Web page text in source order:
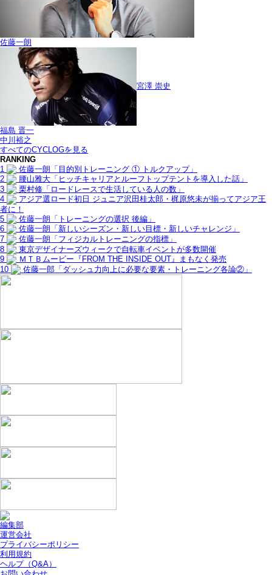
佐藤一朗
宮澤 崇史
福島 晋一
中川裕之
すべてのCYCLOGを見る
RANKING
1
佐藤一朗「目的別トレーニング ① トルクアップ」
2
腰山雅大「ヒッチキャリアとルーフトップテントを導入した話」
3
栗村修「ロードレースで生活している人の数」
4
アジア選ロード初日 ジュニア沢田桂太郎・梶原悠未が揃ってアジア王
者に！
5
佐藤一朗「トレーニングの選択 後編」
6
佐藤一朗「新しいシーズン・新しい目標・新しいチャレンジ」
7
佐藤一朗「フィジカルトレーニングの指標」
8
東京デザイナーズウィークで自転車イベントが多数開催
9
ＭＴＢムービー『FROM THE INSIDE OUT』まもなく発売
10
佐藤一郎「ダッシュ力向上に必要な要素・トレーニング各論②」
編集部
運営会社
プライバシーポリシー
利用規約
ヘルプ（Q&A）